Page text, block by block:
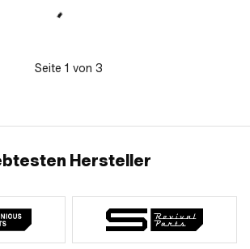
Seite 1 von 3
Hersteller